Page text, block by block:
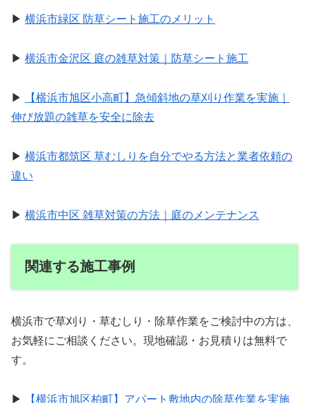
▶ 横浜市緑区 防草シート施工のメリット
▶ 横浜市金沢区 庭の雑草対策｜防草シート施工
▶
【横浜市旭区小高町】急傾斜地の草刈り作業を実施｜
伸び放題の雑草を安全に除去
▶ 横浜市都筑区 草むしりを自分でやる方法と業者依頼の
違い
▶ 横浜市中区 雑草対策の方法｜庭のメンテナンス
関連する施工事例
横浜市で草刈り・草むしり・除草作業をご検討中の方は、
お気軽にご相談ください。現地確認・お見積りは無料で
す。
▶
【横浜市旭区柏町】アパート敷地内の除草作業を実施